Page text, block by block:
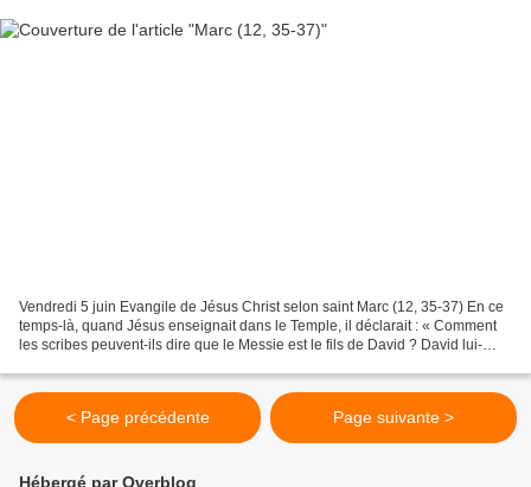
Vendredi 5 juin Evangile de Jésus Christ selon saint Marc (12, 35-37) En ce
temps-là, quand Jésus enseignait dans le Temple, il déclarait : « Comment
les scribes peuvent-ils dire que le Messie est le fils de David ? David lui-
< Page précédente Page suivante >
Hébergé par Overblog